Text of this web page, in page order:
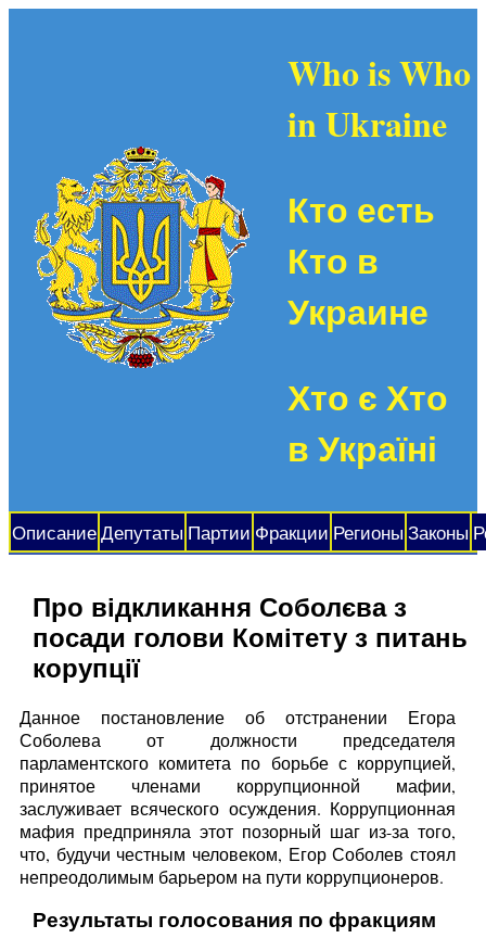
Who is Who
in Ukraine
Кто есть
Кто в
Украине
Хто є Хто
в Україні
Описание Депутаты Партии Фракции Регионы Законы
Про відкликання Соболєва з
посади голови Комітету з питань
корупції
Данное постановление об отстранении Егора
Соболева от должности председателя
парламентского комитета по борьбе с коррупцией,
принятое членами коррупционной мафии,
заслуживает всяческого осуждения. Коррупционная
мафия предприняла этот позорный шаг из-за того,
что, будучи честным человеком, Егор Соболев стоял
непреодолимым барьером на пути коррупционеров.
Результаты голосования по фракциям